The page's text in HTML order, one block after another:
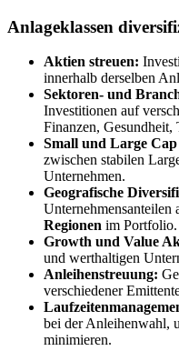
Anlageklassen
Aktien streuen:
innerhalb derselben
Sektoren- und
Investitionen auf
Finanzen, Gesundheit,
Small und Large
zwischen stabilen
Unternehmen.
Geografische
Unternehmensanteilen
Regionen im Portfolio.
Growth und Value
und werthaltigen
Anleihenstreuung:
verschiedener
bei der Anleihenwahl,
minimieren.